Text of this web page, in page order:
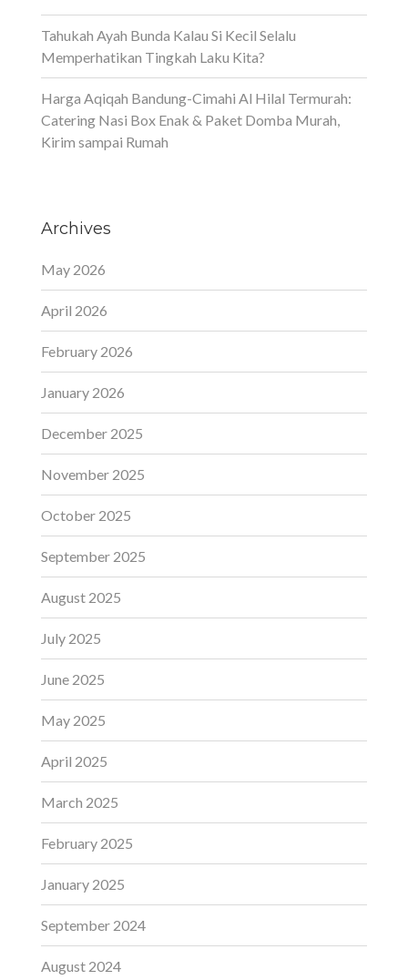
Tahukah Ayah Bunda Kalau Si Kecil Selalu
Memperhatikan Tingkah Laku Kita?
Harga Aqiqah Bandung-Cimahi Al Hilal Termurah:
Catering Nasi Box Enak & Paket Domba Murah,
Kirim sampai Rumah
Archives
May 2026
April 2026
February 2026
January 2026
December 2025
November 2025
October 2025
September 2025
August 2025
July 2025
June 2025
May 2025
April 2025
March 2025
February 2025
January 2025
September 2024
August 2024